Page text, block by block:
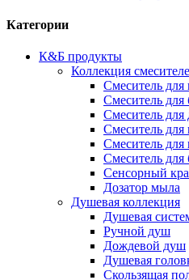
Категории
К&Б продукты
Коллекция
Смеситель для
Смеситель для
Смеситель для
Смеситель
Смеситель для
Смеситель для
Сенсорный
Дозатор мыла
Душевая коллекция
Душевая
Ручной душ
Дождевой душ
Душевая
Скользящая